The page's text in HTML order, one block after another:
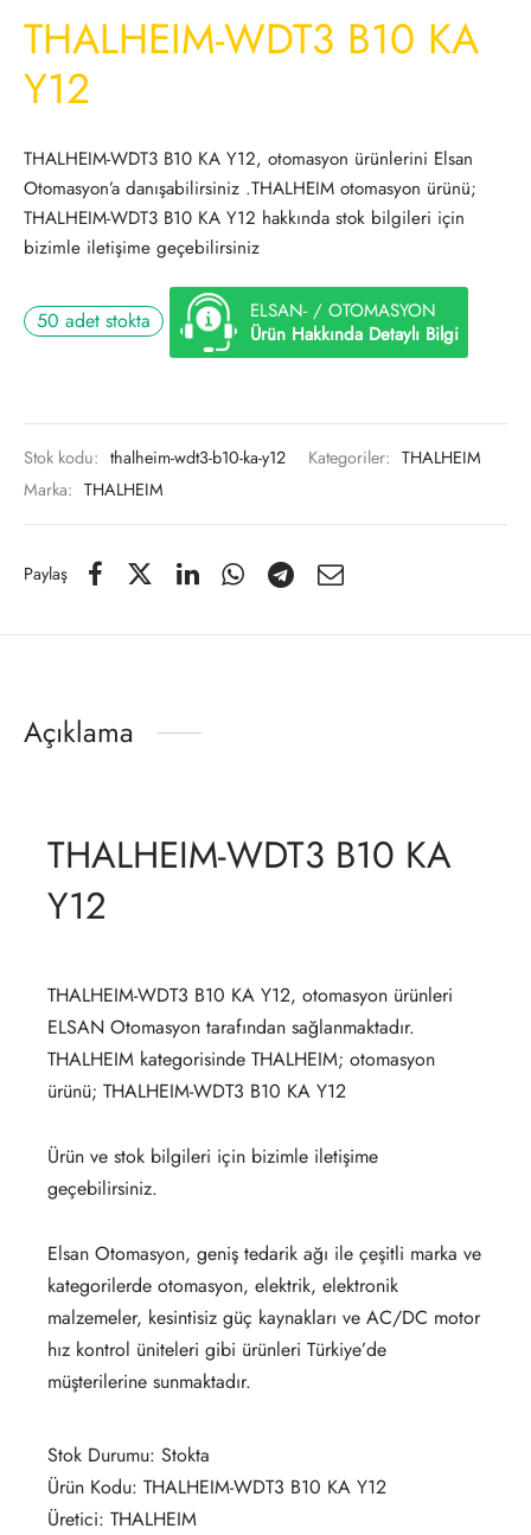
THALHEIM-WDT3 B10 KA
Y12
THALHEIM-WDT3 B10 KA Y12, otomasyon ürünlerini Elsan
Otomasyon’a danışabilirsiniz .THALHEIM otomasyon ürünü;
THALHEIM-WDT3 B10 KA Y12 hakkında stok bilgileri için
bizimle iletişime geçebilirsiniz
50 adet stokta
ELSAN- / OTOMASYON
Ürün Hakkında Detaylı Bilgi
Stok kodu: thalheim-wdt3-b10-ka-y12 Kategoriler: THALHEIM
Marka: THALHEIM
Paylaş
Açıklama
THALHEIM-WDT3 B10 KA
Y12
THALHEIM-WDT3 B10 KA Y12, otomasyon ürünleri
ELSAN Otomasyon tarafından sağlanmaktadır.
THALHEIM kategorisinde THALHEIM; otomasyon
ürünü; THALHEIM-WDT3 B10 KA Y12
Ürün ve stok bilgileri için bizimle iletişime
geçebilirsiniz.
Elsan Otomasyon, geniş tedarik ağı ile çeşitli marka ve
kategorilerde otomasyon, elektrik, elektronik
malzemeler, kesintisiz güç kaynakları ve AC/DC motor
hız kontrol üniteleri gibi ürünleri Türkiye’de
müşterilerine sunmaktadır.
Stok Durumu: Stokta
Ürün Kodu: THALHEIM-WDT3 B10 KA Y12
Üretici: THALHEIM